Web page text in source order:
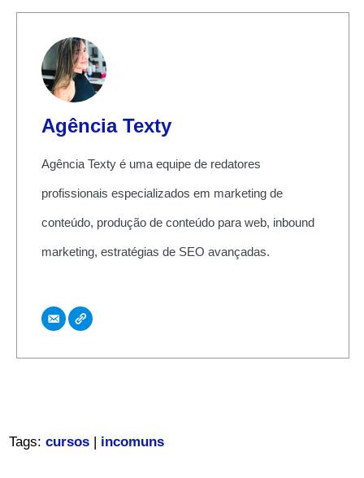
Agência Texty
Agência Texty é uma equipe de redatores
profissionais especializados em marketing de
conteúdo, produção de conteúdo para web, inbound
marketing, estratégias de SEO avançadas.
Tags: cursos| incomuns